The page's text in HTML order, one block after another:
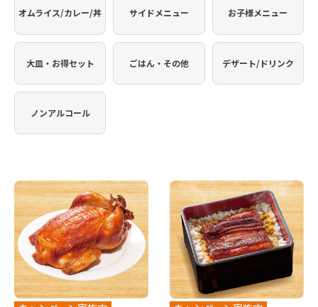
オムライス/カレー/丼 サイドメニュー お子様メニュー
大皿・お得セット ごはん・その他 デザート/ドリンク
ノンアルコール